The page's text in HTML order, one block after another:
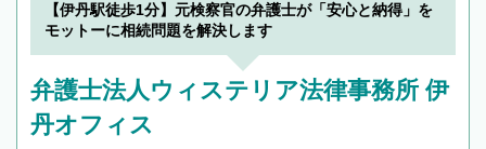
【伊丹駅徒歩1分】元検察官の弁護士が「安心と納得」を
モットーに相続問題を解決します
弁護士法人ウィステリア法律事務所 伊
丹オフィス